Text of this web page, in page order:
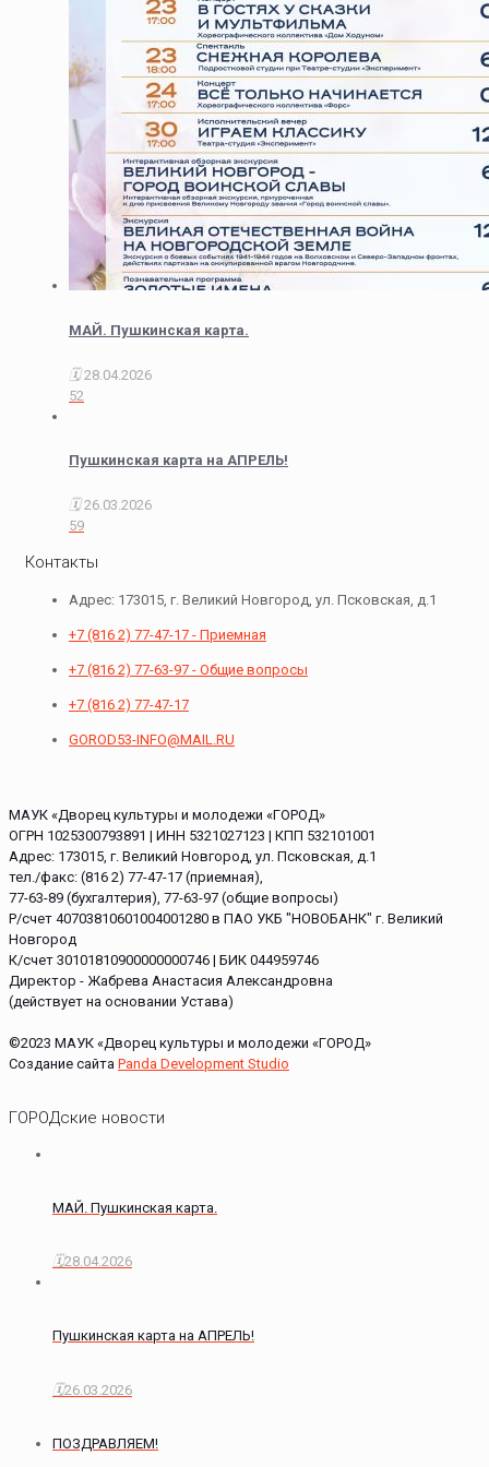
МАЙ. Пушкинская карта.
28.04.2026
52
Пушкинская карта на АПРЕЛЬ!
26.03.2026
59
Контакты
Адрес: 173015, г. Великий Новгород, ул. Псковская, д.1
+7 (816 2) 77-47-17 - Приемная
+7 (816 2) 77-63-97 - Общие вопросы
+7 (816 2) 77-47-17
GOROD53-INFO@MAIL.RU
МАУК «Дворец культуры и молодежи «ГОРОД»
ОГРН 1025300793891 | ИНН 5321027123 | КПП 532101001
Адрес: 173015, г. Великий Новгород, ул. Псковская, д.1
тел./факс: (816 2) 77-47-17 (приемная),
77-63-89 (бухгалтерия), 77-63-97 (общие вопросы)
Р/счет 40703810601004001280 в ПАО УКБ "НОВОБАНК" г. Великий
Новгород
К/счет 30101810900000000746 | БИК 044959746
Директор - Жабрева Анастасия Александровна
(действует на основании Устава)
©2023 МАУК «Дворец культуры и молодежи «ГОРОД»
Создание сайта Panda Development Studio
ГОРОДские новости
МАЙ. Пушкинская карта.
28.04.2026
Пушкинская карта на АПРЕЛЬ!
26.03.2026
ПОЗДРАВЛЯЕМ!